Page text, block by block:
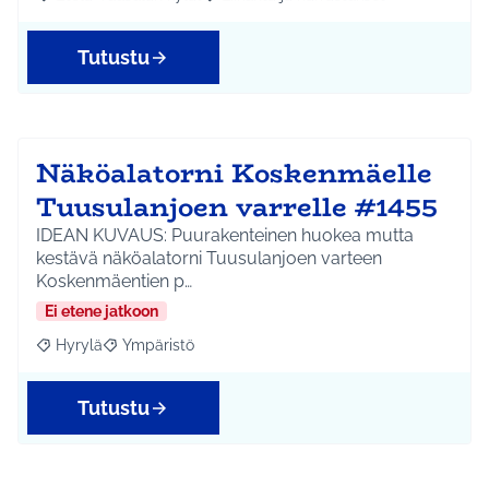
Tutustu
Näköalatorni Koskenmäelle
Tuusulanjoen varrelle #1455
IDEAN KUVAUS: Puurakenteinen huokea mutta
kestävä näköalatorni Tuusulanjoen varteen
Koskenmäentien p…
Ei etene jatkoon
Rajaa tulokset aihepiirin mukaan: Hyrylä
Hyrylä Rajaa tulokset teeman mukaan: Ympäristö
Ympäristö
Tutustu